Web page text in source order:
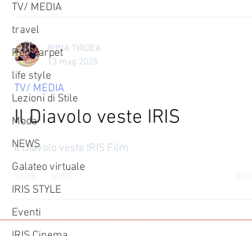
TV/ MEDIA
travel
Red Carpet
life style
Lezioni di Stile
Moda
NEWS
Galateo virtuale
IRIS STYLE
Eventi
IRINA TIRDEA
13 mag 2025
TV/ MEDIA
Il Diavolo veste IRIS
Il Diavolo veste IRIS Film